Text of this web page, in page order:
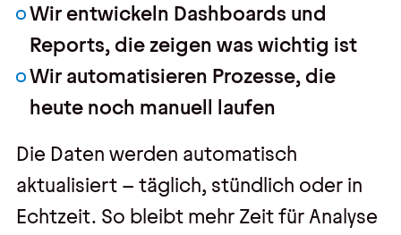
Wir entwickeln Dashboards und
Reports, die zeigen was wichtig ist
Wir automatisieren Prozesse, die
heute noch manuell laufen
Die Daten werden automatisch
aktualisiert – täglich, stündlich oder in
Echtzeit. So bleibt mehr Zeit für Analyse